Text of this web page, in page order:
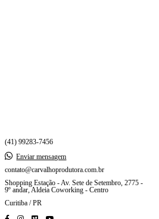
(41) 99283-7456
Enviar mensagem
contato@carvalhoprodutora.com.br
Shopping Estação - Av. Sete de Setembro, 2775 -
9º andar, Aldeia Coworking - Centro
Curitiba / PR